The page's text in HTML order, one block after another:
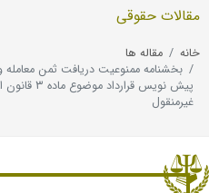
مقالات حقوقی
خانه
مقاله ها
بخشنامه ممنوعیت دریافت ثمن
پیش نویس
غیرمنقول